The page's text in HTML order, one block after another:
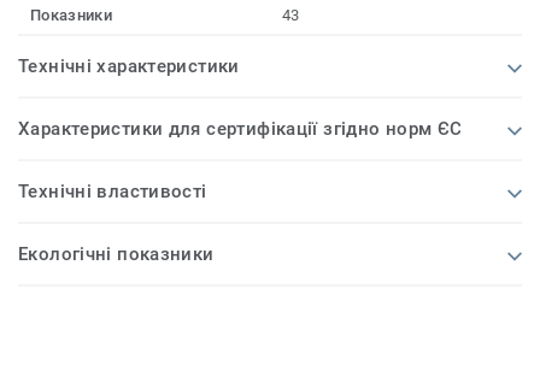
Показники 43
Технічні характеристики
Характеристики для сертифікації згідно норм ЄС
Технічні властивості
Екологічні показники